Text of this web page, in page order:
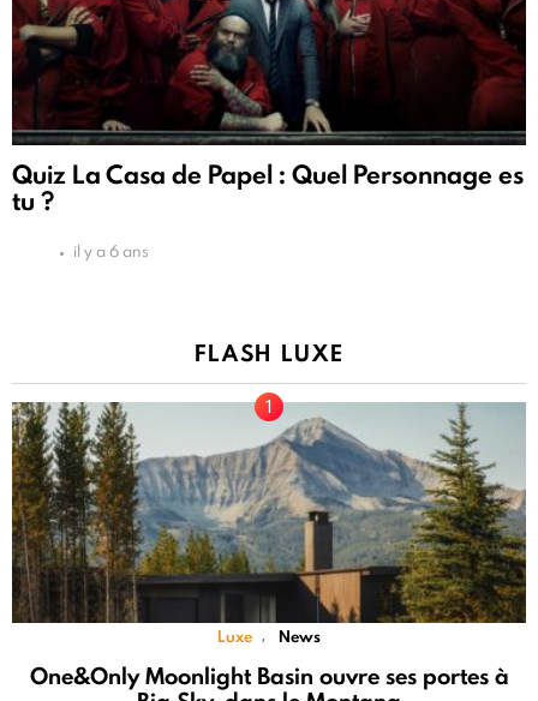
Quiz La Casa de Papel : Quel Personnage es
tu ?
il y a 6 ans
FLASH LUXE
Luxe News
One&Only Moonlight Basin ouvre ses portes à